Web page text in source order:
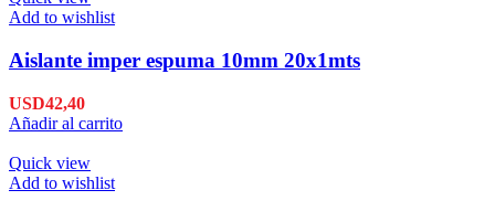
Add to wishlist
Aislante imper espuma 10mm 20x1mts
USD42,40
Añadir al carrito
Quick view
Add to wishlist